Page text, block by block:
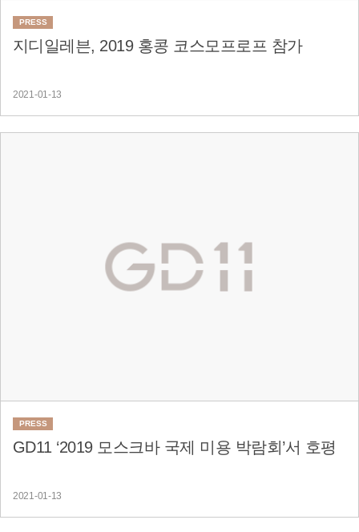
PRESS
지디일레븐, 2019 홍콩 코스모프로프 참가
2021-01-13
PRESS
GD11 ‘2019 모스크바 국제 미용 박람회’서 호평
2021-01-13